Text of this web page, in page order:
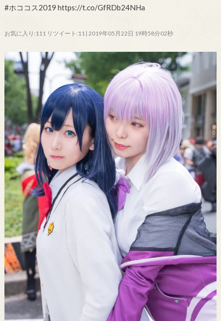
#ホココス2019 https://t.co/GfRDb24NHa
お気に入り:111 リツイート:11 | 2019年05月22日 19時58分02秒